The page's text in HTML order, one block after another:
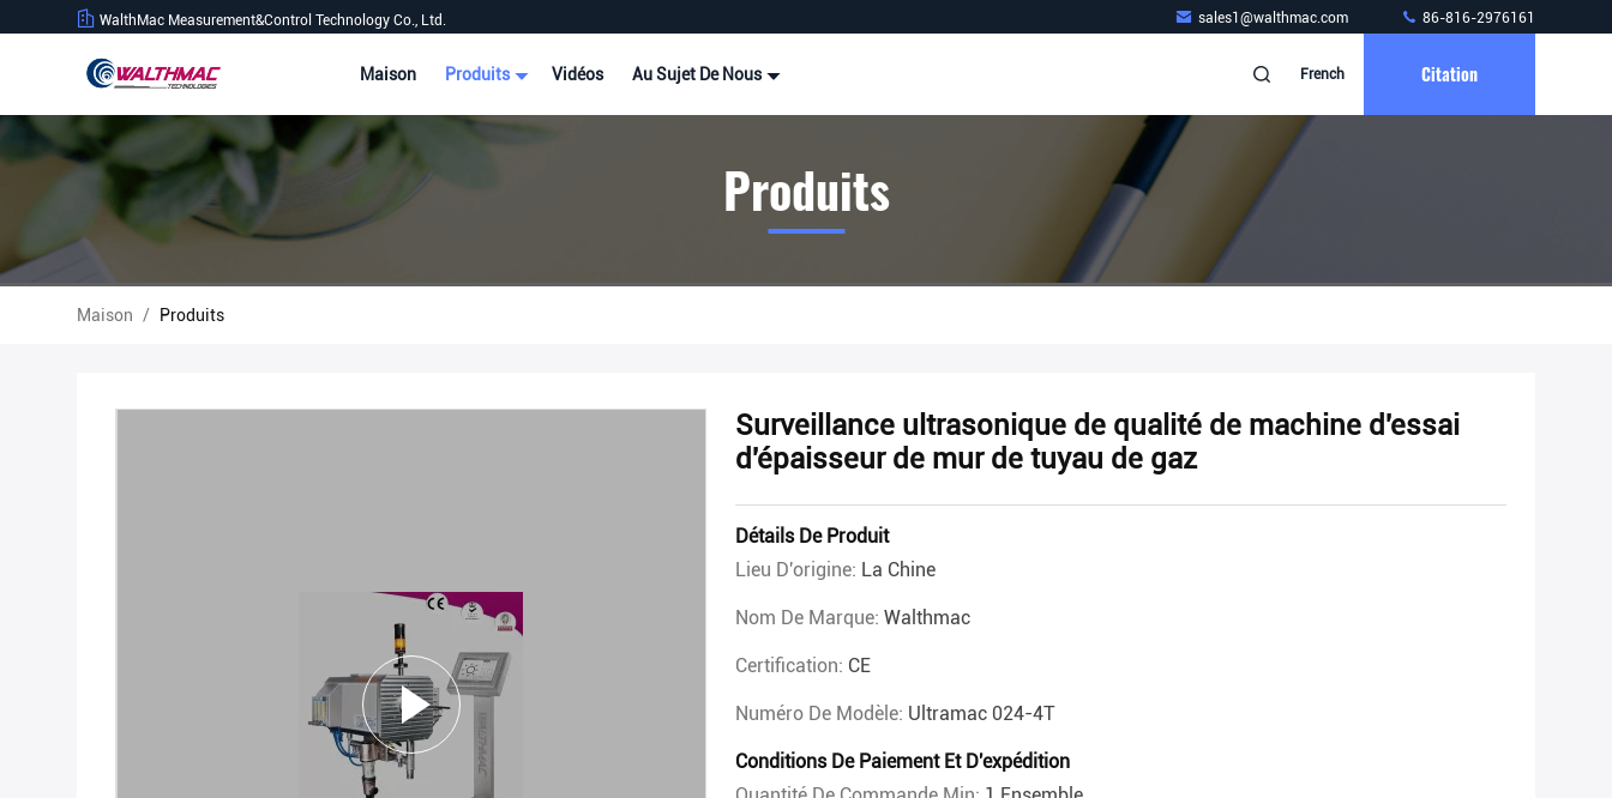
WalthMac Measurement&Control Technology Co., Ltd. sales1@walthmac.com 86-816-2976161
Maison Produits Vidéos Au Sujet De Nous French Citation
Produits
Maison / Produits
Surveillance ultrasonique de qualité de machine d'essai
d'épaisseur de mur de tuyau de gaz
Détails De Produit
Lieu D'origine: La Chine
Nom De Marque: Walthmac
Certification: CE
Numéro De Modèle: Ultramac 024-4T
Conditions De Paiement Et D'expédition